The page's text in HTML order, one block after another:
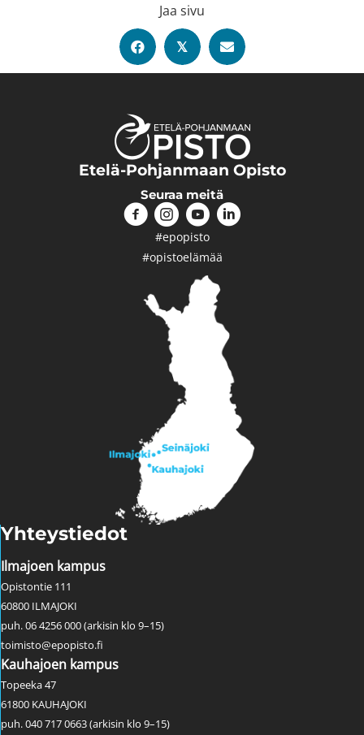
Jaa sivu
𝕏
Etelä-Pohjanmaan Opisto
Seuraa meitä
#epopisto
#opistoelämää
Yhteystiedot
Ilmajoen kampus
Opistontie 111
60800 ILMAJOKI
puh. 06 4256 000 (arkisin klo 9–15)
toimisto@epopisto.fi
Kauhajoen kampus
Topeeka 47
61800 KAUHAJOKI
puh. 040 717 0663 (arkisin klo 9–15)